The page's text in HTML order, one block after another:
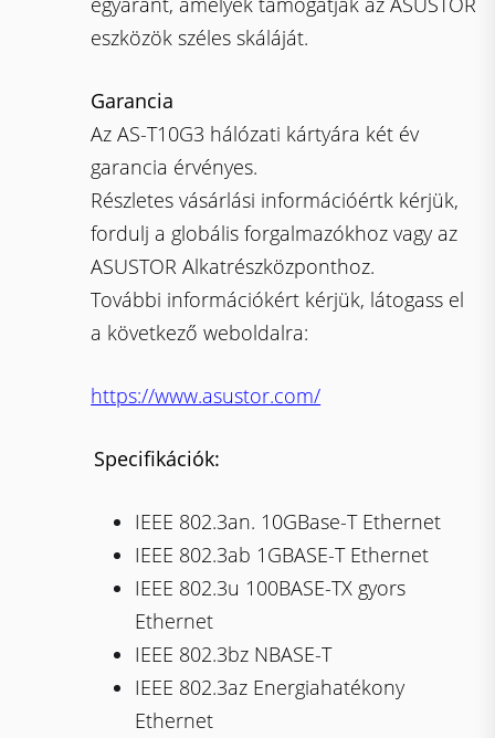
eszközök széles skáláját.
Garancia
Az AS-T10G3 hálózati kártyára két év
garancia érvényes.
Részletes vásárlási információértk kérjük,
fordulj a globális forgalmazókhoz vagy az
ASUSTOR Alkatrészközponthoz.
További információkért kérjük, látogass el
a következő weboldalra:
https://www.asustor.com/
Specifikációk:
IEEE 802.3an. 10GBase-T Ethernet
IEEE 802.3ab 1GBASE-T Ethernet
IEEE 802.3u 100BASE-TX gyors
Ethernet
IEEE 802.3bz NBASE-T
IEEE 802.3az Energiahatékony
Ethernet